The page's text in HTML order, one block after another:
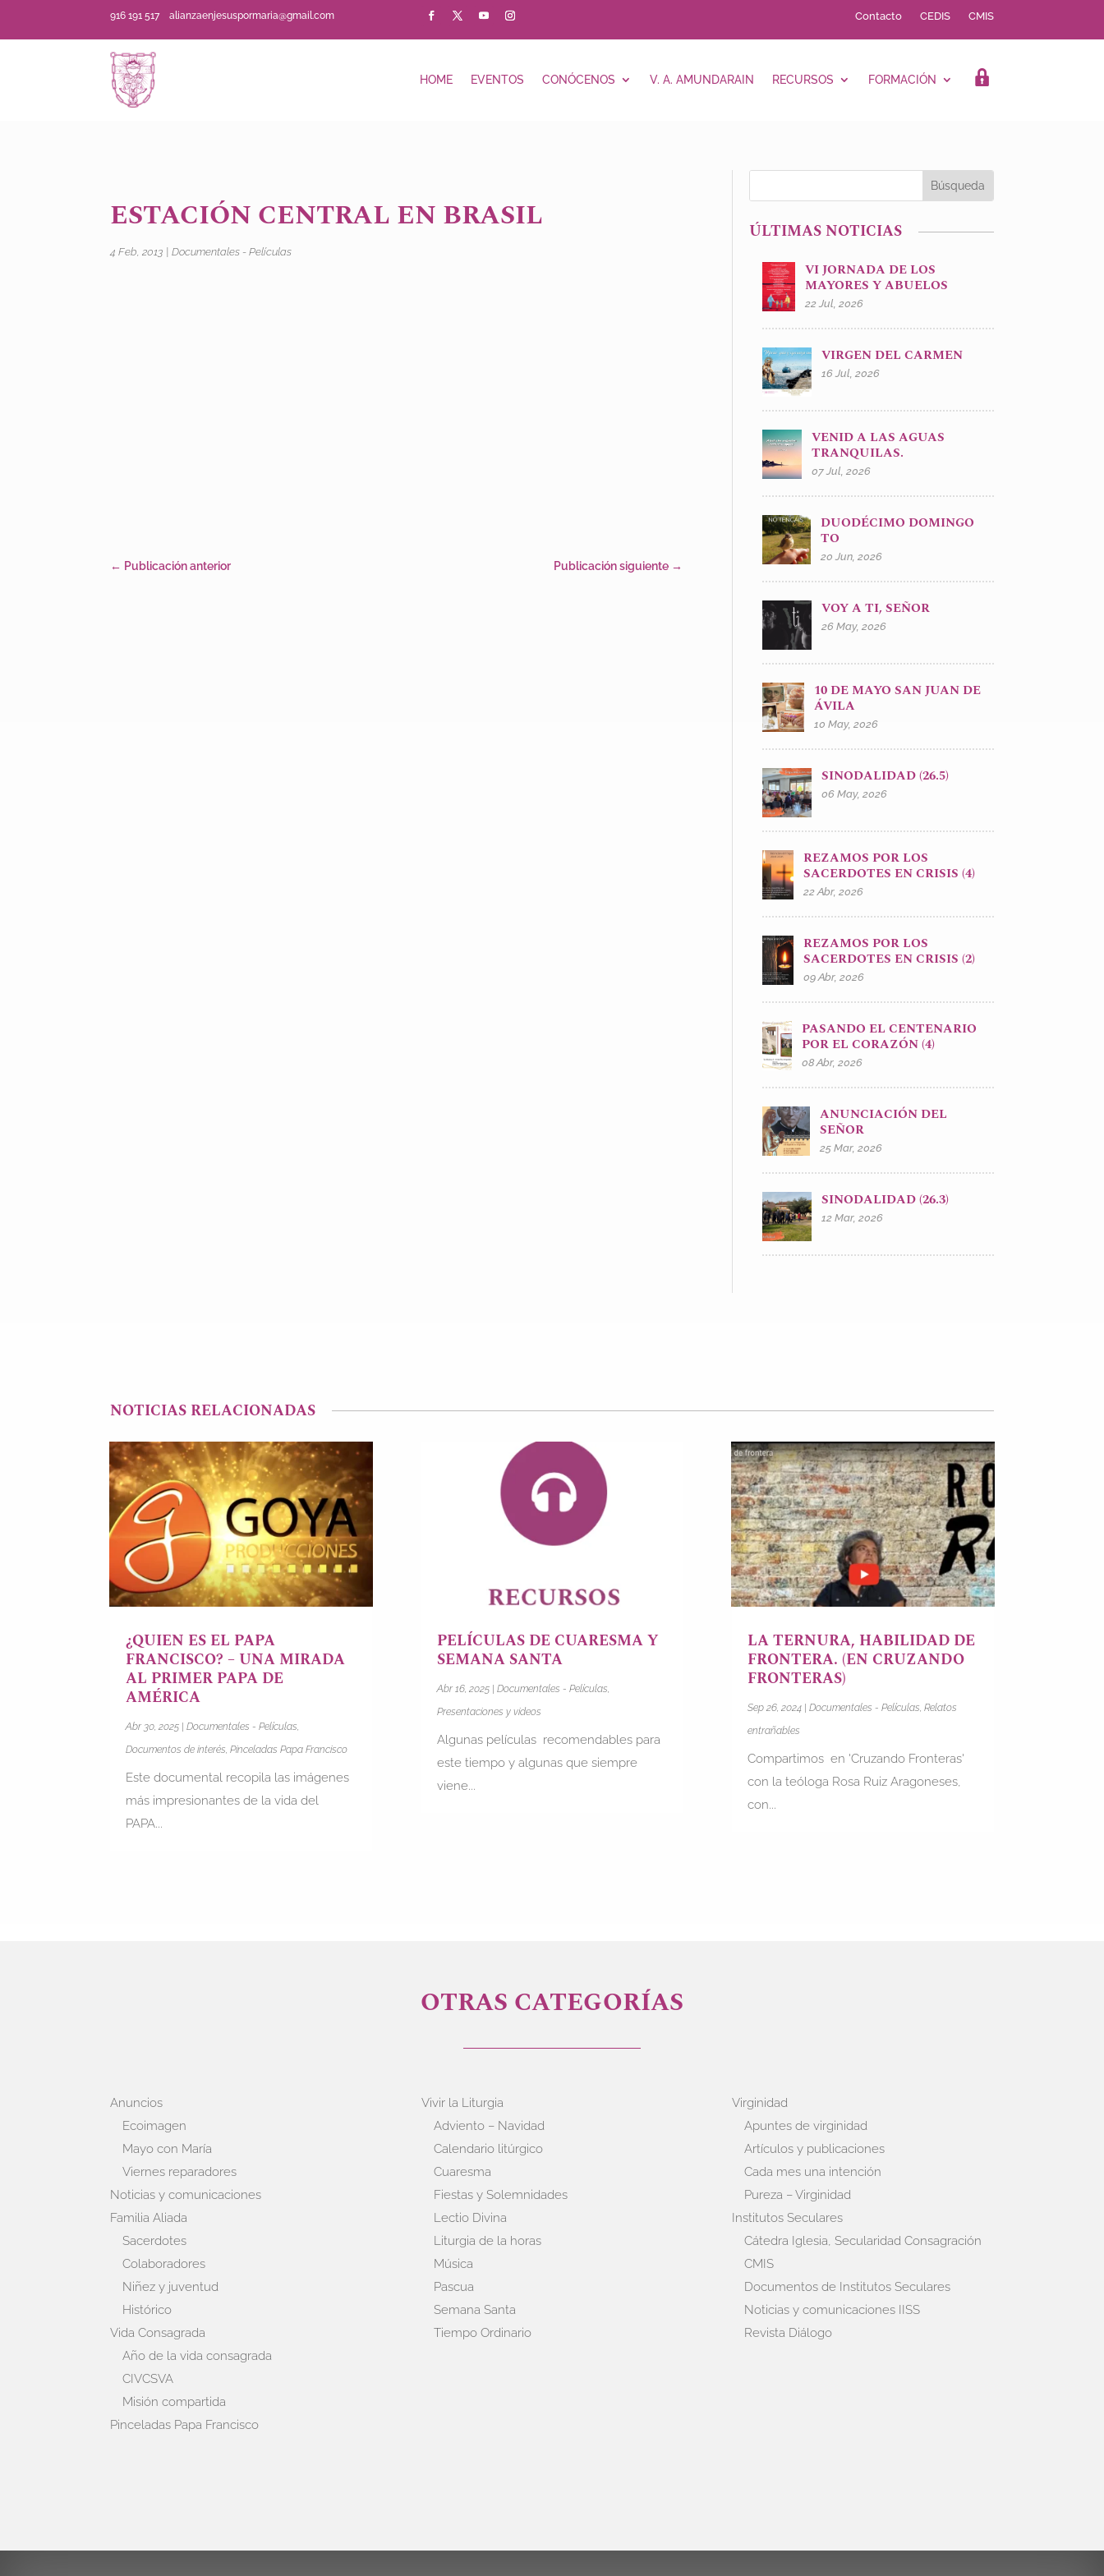
916 191 517alianzaenjesuspormaria@gmail.com Contacto CEDIS CMIS
HOME EVENTOS CONÓCENOS V. A. AMUNDARAIN RECURSOS FORMACIÓN LOGIN
ESTACIÓN CENTRAL EN BRASIL
4 Feb, 2013 |Documentales - Películas
← Publicación anterior Publicación siguiente →
ÚLTIMAS NOTICIAS
VI JORNADA DE LOS
MAYORES Y ABUELOS
22 Jul, 2026
VIRGEN DEL CARMEN
16 Jul, 2026
VENID A LAS AGUAS
TRANQUILAS.
07 Jul, 2026
DUODÉCIMO DOMINGO
TO
20 Jun, 2026
VOY A TI, SEÑOR
26 May, 2026
10 DE MAYO SAN JUAN DE
ÁVILA
10 May, 2026
SINODALIDAD (26.5)
06 May, 2026
REZAMOS POR LOS
SACERDOTES EN CRISIS (4)
22 Abr, 2026
REZAMOS POR LOS
SACERDOTES EN CRISIS (2)
09 Abr, 2026
PASANDO EL CENTENARIO
POR EL CORAZÓN (4)
08 Abr, 2026
ANUNCIACIÓN DEL
SEÑOR
25 Mar, 2026
SINODALIDAD (26.3)
12 Mar, 2026
NOTICIAS RELACIONADAS
¿QUIEN ES EL PAPA
FRANCISCO? – UNA MIRADA
AL PRIMER PAPA DE
AMÉRICA
Abr 30, 2025 |Documentales - Películas
Documentos de interés ,Pinceladas Papa Francisco
Este documental recopila las imágenes
más impresionantes de la vida del
PAPA...
PELÍCULAS DE CUARESMA Y
SEMANA SANTA
Abr 16, 2025| Documentales - Películas
Presentaciones y videos
Algunas películas recomendables para
este tiempo y algunas que siempre
viene...
LA TERNURA, HABILIDAD DE
FRONTERA. (EN CRUZANDO
FRONTERAS)
Sep 26, 2024| Documentales - Películas Relatos
entrañables
Compartimos en 'Cruzando Fronteras'
con la teóloga Rosa Ruiz Aragoneses,
con...
OTRAS CATEGORÍAS
Anuncios
Ecoimagen
Mayo con María
Viernes reparadores
Noticias y comunicaciones
Familia Aliada
Sacerdotes
Colaboradores
Niñez y juventud
Histórico
Vida Consagrada
Año de la vida consagrada
CIVCSVA
Misión compartida
Pinceladas Papa Francisco
Vivir la Liturgia
Adviento – Navidad
Calendario litúrgico
Cuaresma
Fiestas y Solemnidades
Lectio Divina
Liturgia de la horas
Música
Pascua
Semana Santa
Tiempo Ordinario
Virginidad
Apuntes de virginidad
Artículos y publicaciones
Cada mes una intención
Pureza – Virginidad
Institutos Seculares
Cátedra Iglesia, Secularidad Consagración
CMIS
Documentos de Institutos Seculares
Noticias y comunicaciones IISS
Revista Diálogo